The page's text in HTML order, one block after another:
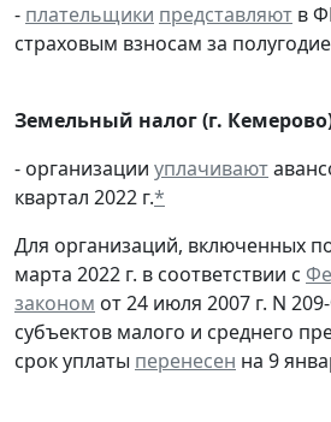
- плательщики представляют в
страховым взносам за полугодие
Земельный налог (г.
- организации уплачивают
квартал 2022 г.*
Для организаций, включенных
марта 2022 г. в соответствии с
законом от 24 июля 2007 г. N
субъектов малого и среднего
срок уплаты перенесен на 9